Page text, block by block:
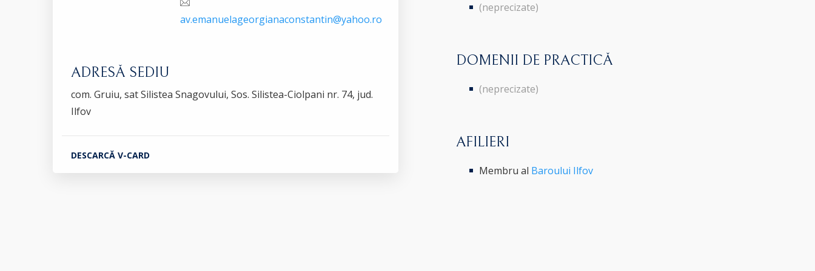
av.emanuelageorgianaconstantin@yahoo.ro
ADRESĂ SEDIU
com. Gruiu, sat Silistea Snagovului, Sos. Silistea-Ciolpani nr. 74, jud.
Ilfov
DESCARCĂ V-CARD
(neprecizate)
DOMENII DE PRACTICĂ
(neprecizate)
AFILIERI
Membru al Baroului Ilfov